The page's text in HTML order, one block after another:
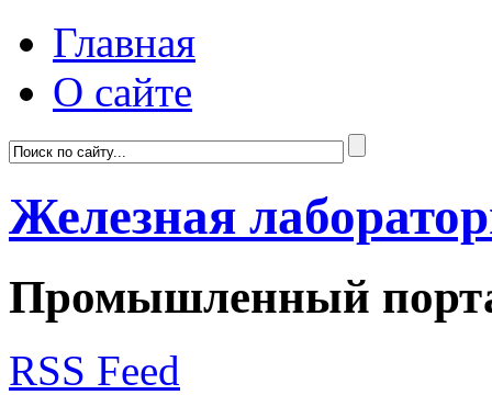
Главная
О сайте
Железная
Промышленный
RSS Feed